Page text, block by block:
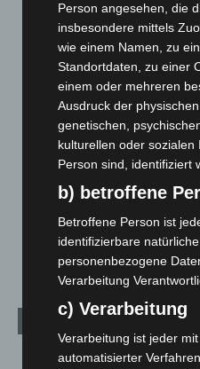
Mann läuft mit
Zeugen
Celle: Mensch stirbt bei
Gasleitung bei McDonald’s-
beschädigt
5. August 2026
Anklage nach Abschaltung
3. August 2026
Kategorien
Blaulicht
Person angesehen, die
insbesondere mittels
wie einem Namen, zu
Standortdaten, zu einer
einem oder mehreren
Ausdruck der
genetischen,
kulturellen oder
Person sind, identifiziert
b) betroffene
Betroffene Person ist
identifizierbare
personenbezogene
Verarbeitung
c) Verarbeitung
Verarbeitung ist jeder
automatisierter